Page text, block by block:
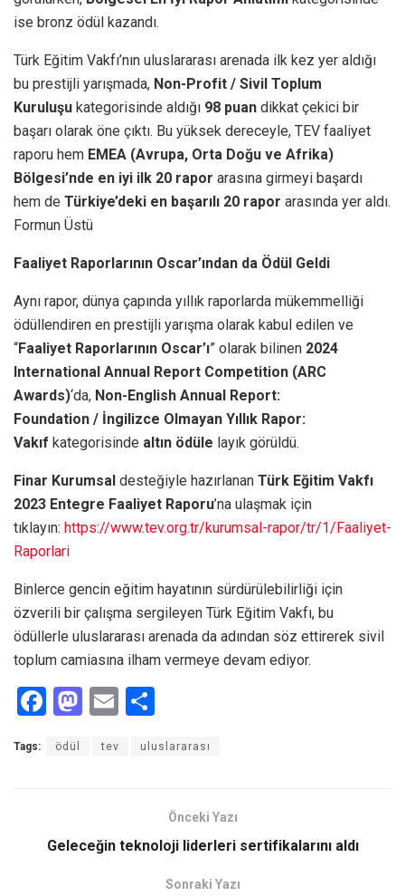
ise bronz ödül kazandı.
Türk Eğitim Vakfı’nın uluslararası arenada ilk kez yer aldığı
bu prestijli yarışmada, Non-Profit / Sivil Toplum
Kuruluşu kategorisinde aldığı 98 puan dikkat çekici bir
başarı olarak öne çıktı. Bu yüksek dereceyle, TEV faaliyet
raporu hem EMEA (Avrupa, Orta Doğu ve Afrika)
Bölgesi’nde en iyi ilk 20 rapor arasına girmeyi başardı
hem de Türkiye’deki en başarılı 20 rapor arasında yer aldı.
Formun Üstü
Faaliyet Raporlarının Oscar’ından da Ödül Geldi
Aynı rapor, dünya çapında yıllık raporlarda mükemmelliği
ödüllendiren en prestijli yarışma olarak kabul edilen ve
“Faaliyet Raporlarının Oscar’ı” olarak bilinen 2024
International Annual Report Competition (ARC
Awards)‘da, Non-English Annual Report:
Foundation / İngilizce Olmayan Yıllık Rapor:
Vakıf kategorisinde altın ödüle layık görüldü.
Finar Kurumsal desteğiyle hazırlanan Türk Eğitim Vakfı
2023 Entegre Faaliyet Raporu’na ulaşmak için
tıklayın: https://www.tev.org.tr/kurumsal-rapor/tr/1/Faaliyet-
Raporlari
Binlerce gencin eğitim hayatının sürdürülebilirliği için
özverili bir çalışma sergileyen Türk Eğitim Vakfı, bu
ödüllerle uluslararası arenada da adından söz ettirerek sivil
toplum camiasına ilham vermeye devam ediyor.
F
ce
o
M
st
o
E
ail ar
Tags: ödül tev uluslararası
Önceki Yazı
Geleceğin teknoloji liderleri sertifikalarını aldı
Sonraki Yazı